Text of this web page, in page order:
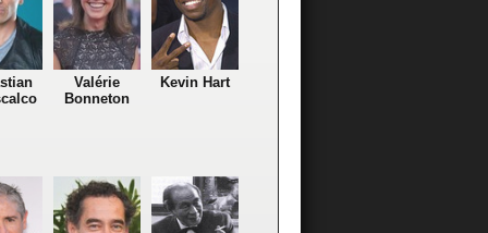
Valérie
Bonneton
Kevin Hart